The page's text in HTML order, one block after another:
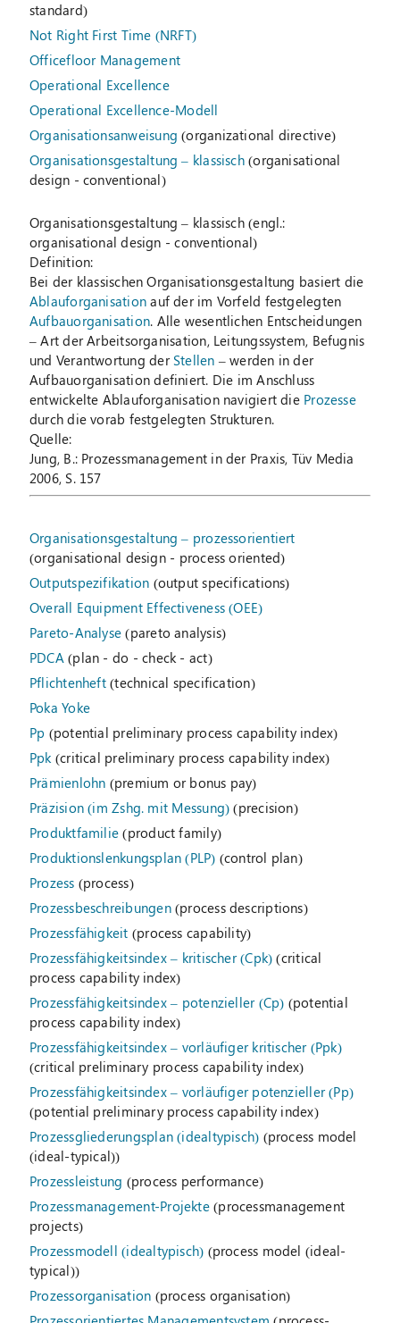
standard)
Not Right First Time (NRFT)
Officefloor Management
Operational Excellence
Operational Excellence-Modell
Organisationsanweisung (organizational directive)
Organisationsgestaltung – klassisch(organisational
design - conventional)
Organisationsgestaltung – klassisch(engl.:
organisational design - conventional)
Definition:
Bei der klassischen Organisationsgestaltung basiert die
Ablauforganisation auf der im Vorfeld festgelegten
Aufbauorganisation. Alle wesentlichen Entscheidungen
– Art der Arbeitsorganisation, Leitungssystem, Befugnis
und Verantwortung derStellen – werden in der
Aufbauorganisation definiert. Die im Anschluss
entwickelte Ablauforganisation navigiert die Prozesse
durch die vorab festgelegten Strukturen.
Quelle:
Jung, B.: Prozessmanagement in der Praxis, Tüv Media
2006, S. 157
Organisationsgestaltung – prozessorientiert
(organisational design - process oriented)
Outputspezifikation (output specifications)
Overall Equipment Effectiveness (OEE)
Pareto-Analyse (pareto analysis)
PDCA(plan - do - check - act)
Pflichtenheft(technical specification)
Poka Yoke
Pp (potential preliminary process capability index)
Ppk(critical preliminary process capability index)
Prämienlohn (premium or bonus pay)
Präzision (im Zshg. mit Messung) (precision)
Produktfamilie (product family)
Produktionslenkungsplan (PLP) (control plan)
Prozess (process)
Prozessbeschreibungen(process descriptions)
Prozessfähigkeit (process capability)
Prozessfähigkeitsindex – kritischer (Cpk) (critical
process capability index)
Prozessfähigkeitsindex – potenzieller (Cp) (potential
process capability index)
Prozessfähigkeitsindex – vorläufiger kritischer (Ppk)
(critical preliminary process capability index)
Prozessfähigkeitsindex – vorläufiger potenzieller (Pp)
(potential preliminary process capability index)
Prozessgliederungsplan (idealtypisch) (process model
(ideal-typical))
Prozessleistung (process performance)
Prozessmanagement-Projekte(processmanagement
projects)
Prozessmodell (idealtypisch) (process model (ideal-
typical))
Prozessorganisation (process organisation)